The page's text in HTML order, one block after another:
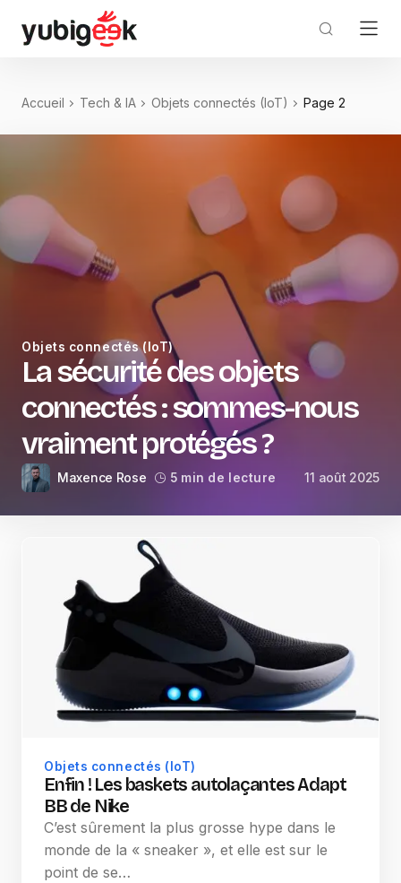
Accueil Tech & IA Objets connectés (IoT) Page 2
Objets connectés (IoT)
La sécurité des objets
connectés : sommes-nous
vraiment protégés ?
Maxence Rose 5 min de lecture 11 août 2025
Objets connectés (IoT)
Enfin ! Les baskets autolaçantes Adapt
BB de Nike
C’est sûrement la plus grosse hype dans le
monde de la « sneaker », et elle est sur le
point de se…